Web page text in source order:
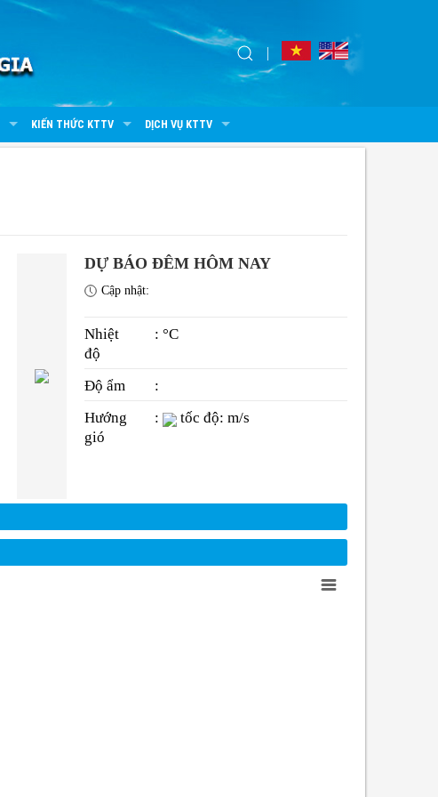
KIẾN THỨC KTTV DỊCH VỤ KTTV
DỰ BÁO ĐÊM HÔM NAY
Cập nhật:
Nhiệt
độ
: °C
Độ ẩm
:
Hướng
gió
: tốc độ: m/s